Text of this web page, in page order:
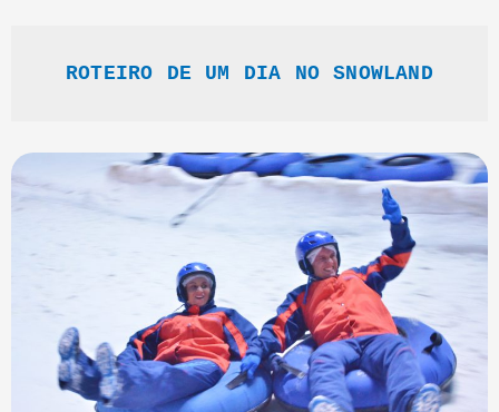
ROTEIRO DE UM DIA NO SNOWLAND